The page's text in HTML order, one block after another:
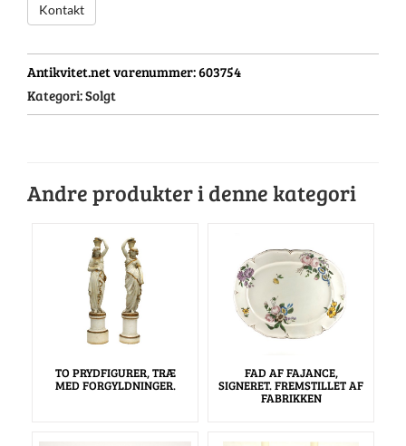
Kontakt
Antikvitet.net varenummer:603754
Kategori:Solgt
Andre produkter i denne kategori
TO PRYDFIGURER, TRÆ
MED FORGYLDNINGER.
FAD AF FAJANCE,
SIGNERET. FREMSTILLET AF
FABRIKKEN